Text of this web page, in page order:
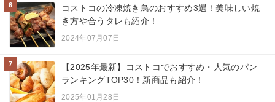
6
コストコの冷凍焼き鳥のおすすめ3選！美味しい焼
き方や合うタレも紹介！
2024年07月07日
7
【2025年最新】コストコでおすすめ・人気のパン
ランキングTOP30！新商品も紹介！
2025年01月28日